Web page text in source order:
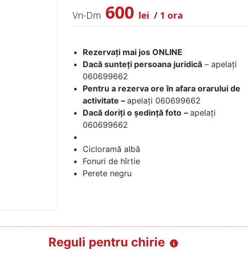
Vn-Dm 600 lei / 1 ora
Rezervați mai jos ONLINE
Dacă sunteți persoana juridică – apelați
060699662
Pentru a rezerva ore în afara orarului de
activitate – apelați 060699662
Dacă doriți o ședință foto – apelați
060699662
Cicloramă albă
Fonuri de hîrtie
Perete negru
Reguli pentru chirie